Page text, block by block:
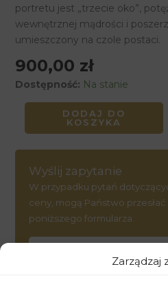
Zarządzaj
portretu jest „trzecie oko”,
wewnętrznej mądrości i
umieszczony na czole postaci.
900,00 zł
Dostępność: Na stanie
DODAJ DO
KOSZYKA
Wyślij zapytanie
W przypadku pytań
ceny, mogą Państwo
poniższego formularza.